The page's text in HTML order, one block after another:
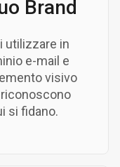
Brand
utilizzare in
e-mail e
visivo
si fidano.